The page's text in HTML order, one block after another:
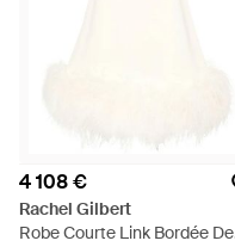
4 108 €
Rachel Gilbert
Robe Courte Link Bordée De